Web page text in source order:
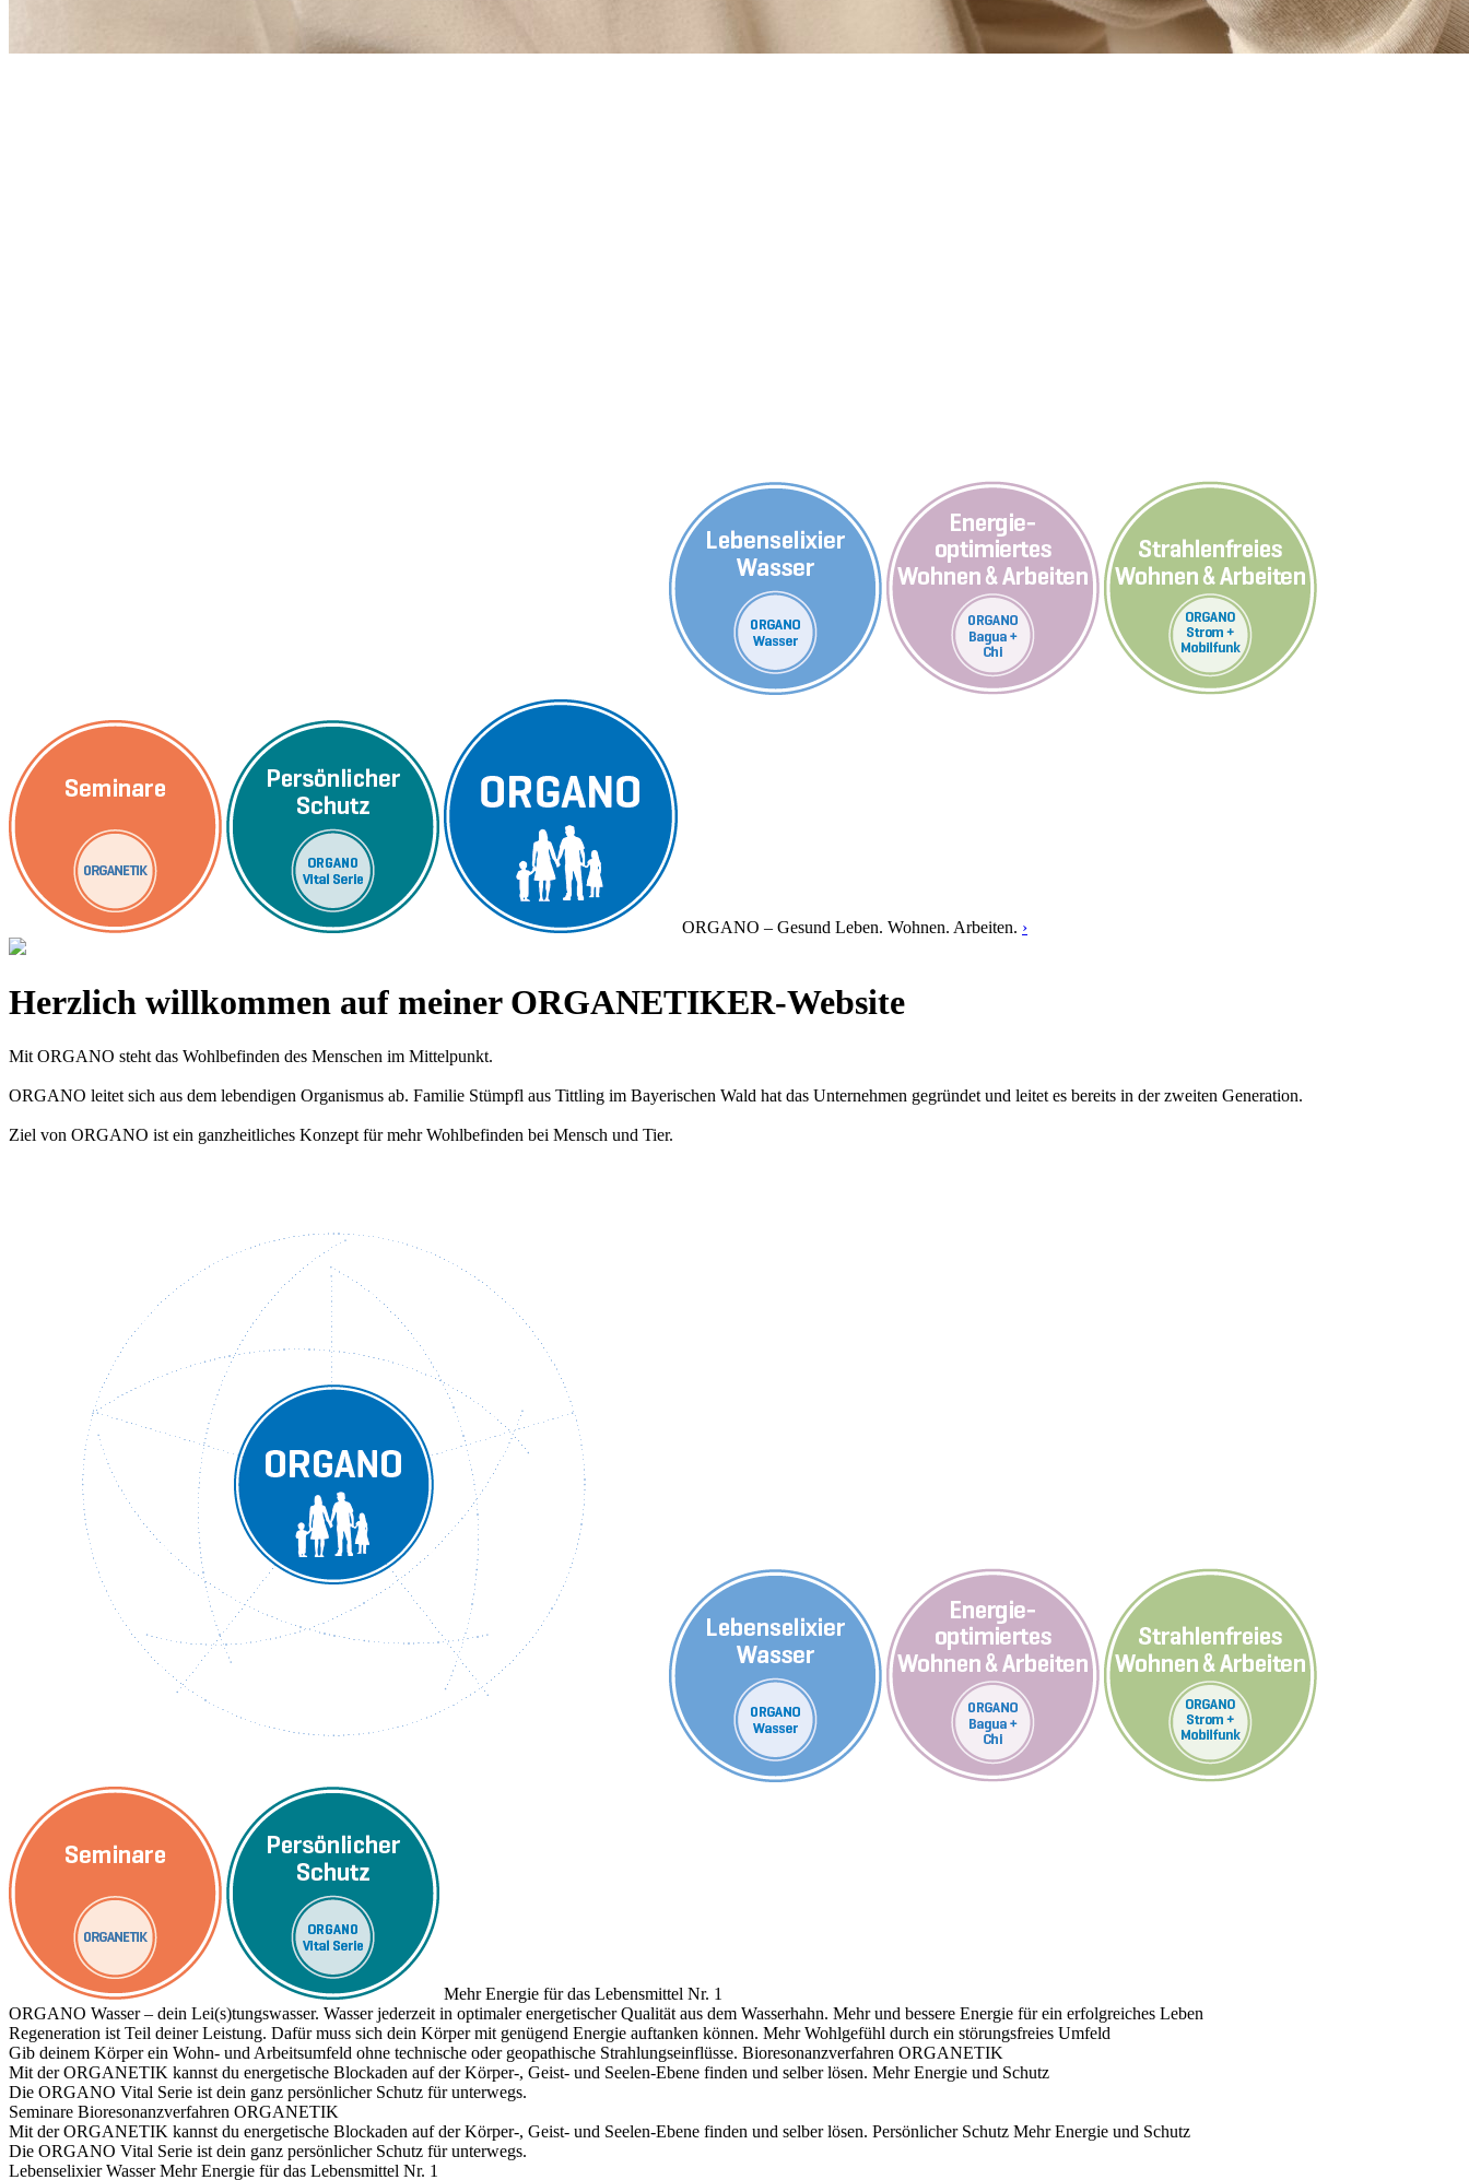
ORGANO – Gesund Leben. Wohnen. Arbeiten. ›
Herzlich willkommen auf meiner ORGANETIKER-Website
Mit ORGANO steht das Wohlbefinden des Menschen im Mittelpunkt.
ORGANO leitet sich aus dem lebendigen Organismus ab. Familie Stümpfl aus Tittling im Bayerischen Wald hat das Unternehmen gegründet und leitet es bereits in der zweiten Generation.
Ziel von ORGANO ist ein ganzheitliches Konzept für mehr Wohlbefinden bei Mensch und Tier.
Mehr Energie für das Lebensmittel Nr. 1
ORGANO Wasser – dein Lei(s)tungswasser. Wasser jederzeit in optimaler energetischer Qualität aus dem Wasserhahn. Mehr und bessere Energie für ein erfolgreiches Leben
Regeneration ist Teil deiner Leistung. Dafür muss sich dein Körper mit genügend Energie auftanken können. Mehr Wohlgefühl durch ein störungsfreies Umfeld
Gib deinem Körper ein Wohn- und Arbeitsumfeld ohne technische oder geopathische Strahlungseinflüsse. Bioresonanzverfahren ORGANETIK
Mit der ORGANETIK kannst du energetische Blockaden auf der Körper-, Geist- und Seelen-Ebene finden und selber lösen. Mehr Energie und Schutz
Die ORGANO Vital Serie ist dein ganz persönlicher Schutz für unterwegs.
Seminare Bioresonanzverfahren ORGANETIK
Mit der ORGANETIK kannst du energetische Blockaden auf der Körper-, Geist- und Seelen-Ebene finden und selber lösen. Persönlicher Schutz Mehr Energie und Schutz
Die ORGANO Vital Serie ist dein ganz persönlicher Schutz für unterwegs.
Lebenselixier Wasser Mehr Energie für das Lebensmittel Nr. 1